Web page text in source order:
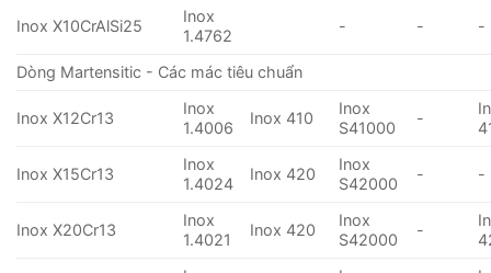
Inox X10CrAlSi25
Inox
1.4762
- - -
Dòng Martensitic - Các mác tiêu chuẩn
Inox X12Cr13
Inox
1.4006
Inox 410
Inox
S41000
-
Inox X15Cr13
Inox
1.4024
Inox 420
Inox
S42000
- -
Inox X20Cr13
Inox
1.4021
Inox 420
Inox
S42000
-